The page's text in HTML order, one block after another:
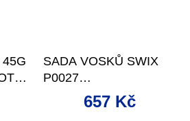
SADA VOSKŮ SWIX
P0027
(V40,V55,K22N,T10)
657 Kč